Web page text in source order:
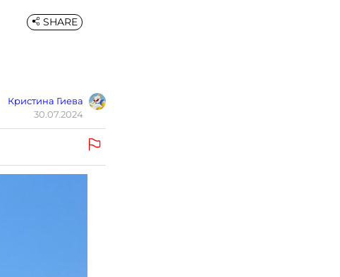
Кристина Гиева
30.07.2024
SHARE